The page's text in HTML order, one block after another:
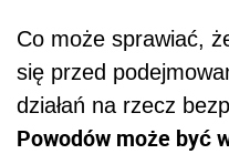
Co może sprawiać,
się przed
działań na rzecz
Powodów może być